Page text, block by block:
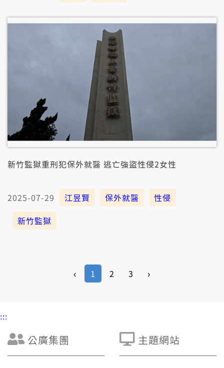
新竹監獄重刑犯保外就醫 逃亡強盜性侵2女性
2025-07-29 江昱賢 保外就醫
性侵
新竹監獄
‹ 1 2 3 ›
:::
公廣集團 主題網站